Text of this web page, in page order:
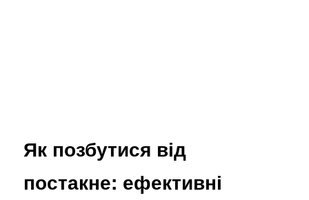
Як позбутися від
постакне: ефективні